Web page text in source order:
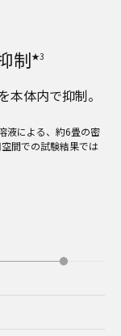
制★3
体内で抑制。
液による、約6畳の密
間での試験結果では